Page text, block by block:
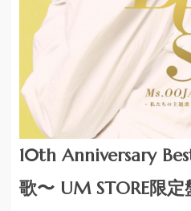
10th Anniversary
歌〜 UM STORE限定